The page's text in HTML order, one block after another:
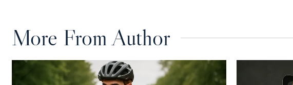
More From Author